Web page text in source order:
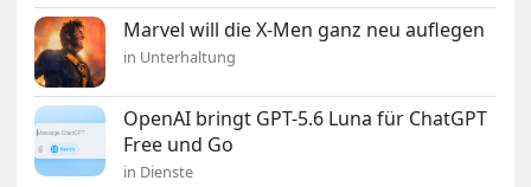
Marvel will die X-Men ganz neu auflegen
in Unterhaltung
OpenAI bringt GPT-5.6 Luna für ChatGPT
Free und Go
in Dienste